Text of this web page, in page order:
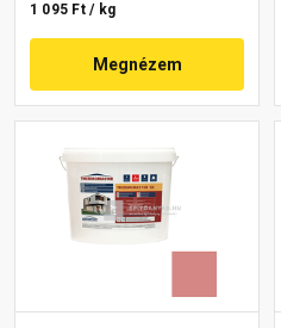
1 095 Ft / kg
Megnézem